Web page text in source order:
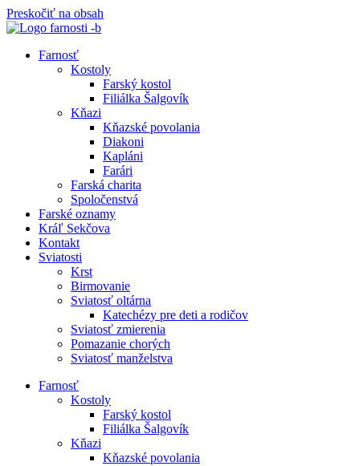
Preskočiť na obsah
Farnosť
Kostoly
Farský kostol
Filiálka Šalgovík
Kňazi
Kňazské povolania
Diakoni
Kapláni
Farári
Farská charita
Spoločenstvá
Farské oznamy
Kráľ Sekčova
Kontakt
Sviatosti
Krst
Birmovanie
Sviatosť oltárna
Katechézy pre deti a rodičov
Sviatosť zmierenia
Pomazanie chorých
Sviatosť manželstva
Farnosť
Kostoly
Farský kostol
Filiálka Šalgovík
Kňazi
Kňazské povolania